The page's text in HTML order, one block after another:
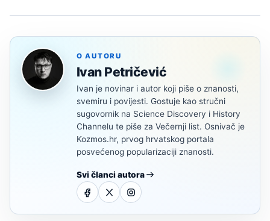
O AUTORU
Ivan Petričević
Ivan je novinar i autor koji piše o znanosti,
svemiru i povijesti. Gostuje kao stručni
sugovornik na Science Discovery i History
Channelu te piše za Večernji list. Osnivač je
Kozmos.hr, prvog hrvatskog portala
posvećenog popularizaciji znanosti.
Svi članci autora